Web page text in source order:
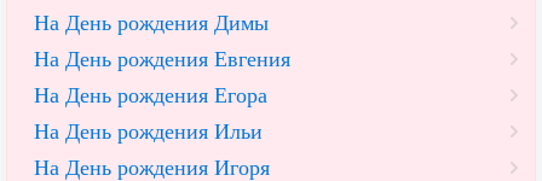
На День рождения Димы
На День рождения Евгения
На День рождения Егора
На День рождения Ильи
На День рождения Игоря